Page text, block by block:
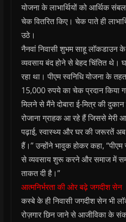
योजना के लाभार्थियों को आर्थिक
चेक वितरित किए। चेक पाते ही
उठे।
नैनवां निवासी शुभम साहू लॉकडाउन
व्यवसाय बंद होने से बेहद चिंतित थे।
रहा था। पीएम स्वनिधि योजना के तहत
15,000 रुपये का चेक प्रदान किया
मिलने से मैंने दोबारा ई-मित्र की
रोजाना ग्राहक आ रहे हैं जिससे मेरी
पढ़ाई, स्वास्थ्य और घर की जरूरतें अब
हैं।” उन्होंने भावुक होकर कहा,
से व्यवसाय शुरू करने और समाज में
ताकत दी है।”
आत्मनिर्भरता की ओर बढ़े जगदीश सेन
कस्बे के ही निवासी जगदीश सेन भी
रोज़गार छिन जाने से आजीविका के